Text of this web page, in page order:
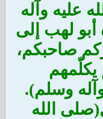
عليه وآله
لهب إلى
صاحبكم،
يكلّمهم
وسلم).
الله